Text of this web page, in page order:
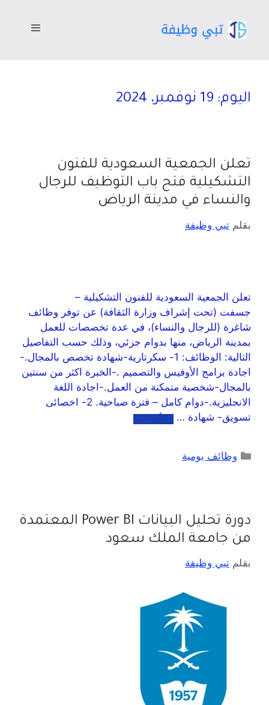
اليوم: 19 نوفمبر، 2024
تعلن الجمعية السعودية للفنون
التشكيلية فتح باب التوظيف للرجال
والنساء في مدينة الرياض
بقلم تبي وظيفة
تعلن الجمعية السعودية للفنون التشكيلية –
جسفت (تحت إشراف وزارة الثقافة) عن توفر وظائف
شاغرة (للرجال والنساء)، في عدة تخصصات للعمل
بمدينة الرياض‬⁩، منها بدوام جزئي، وذلك حسب التفاصيل
التالية: الوظائف: 1- سكرتارية-شهادة تخصص بالمجال.-
اجادة برامج الأوفيس والتصميم .-الخبرة اكثر من سنتين
بالمجال-شخصية متمكنة من العمل.-اجادة اللغة
الانجليزية.-دوام کامل – فترة صباحية. ‎2- اخصائی
تسویق‎- شهادة …
اقرأ المزيد
وظائف يومية
دورة تحليل البيانات Power BI المعتمدة
من جامعة الملك سعود
بقلم تبي وظيفة